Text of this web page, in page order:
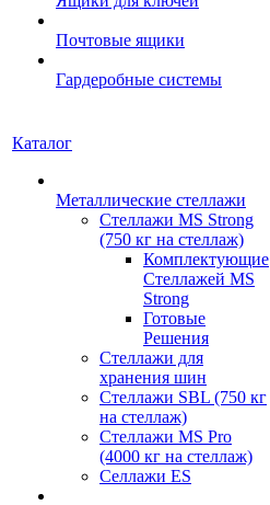
Почтовые ящики
Гардеробные системы
Каталог
Металлические стеллажи
Стеллажи MS Strong
(750 кг на стеллаж)
Комплектующие
Стеллажей MS
Strong
Готовые
Решения
Стеллажи для
хранения шин
Стеллажи SBL (750 кг
на стеллаж)
Стеллажи MS Pro
(4000 кг на стеллаж)
Селлажи ES